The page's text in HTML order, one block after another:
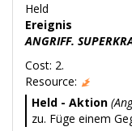
Held
Ereignis
ANGRIFF.
Cost: 2.
Resource:
Held - Aktion
zu. Füge einem